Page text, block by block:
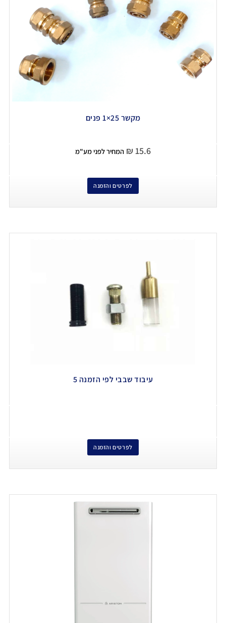
מקשר 25×1 פנים
₪ 15.6 המחיר לפני מע"מ
לפרטים והזמנה
עיבוד שבבי לפי הזמנה 5
לפרטים והזמנה